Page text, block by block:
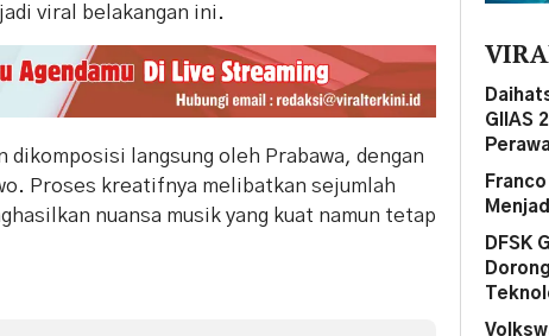
viral belakangan ini.
dikomposisi langsung oleh Prabawa, dengan
Proses kreatifnya melibatkan sejumlah
nuansa musik yang kuat namun tetap
GIIAS
DFSK